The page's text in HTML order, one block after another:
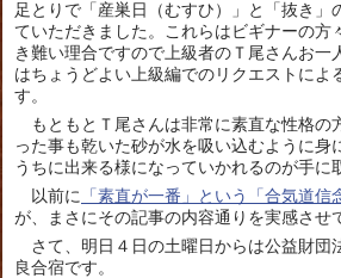
足とりで「産巣日（むすひ）」と「抜き」
ていただきました。これらはビギナーの方
き難い理合ですので上級者のＴ尾さんお一
はちょうどよい上級編でのリクエストによ
す。
もともとＴ尾さんは非常に素直な性格の
った事も乾いた砂が水を吸い込むように身
うちに出来る様になっていかれるのが手に
以前に
「素直が一番」という「合気道信
が、まさにその記事の内容通りを実感させ
さて、明日４日の土曜日からは公益財団
良合宿です。